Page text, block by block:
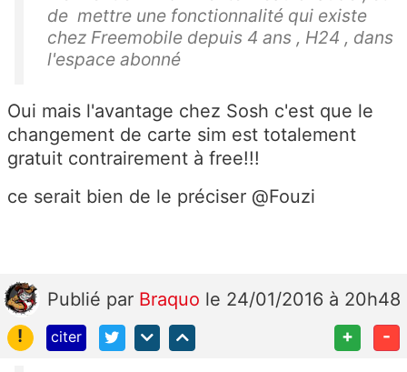
de mettre une fonctionnalité qui existe
chez Freemobile depuis 4 ans , H24 , dans
l'espace abonné
Oui mais l'avantage chez Sosh c'est que le
changement de carte sim est totalement
gratuit contrairement à free!!!
ce serait bien de le préciser @Fouzi
Publié par Braquo le 24/01/2016 à 20h48
!
citer + -